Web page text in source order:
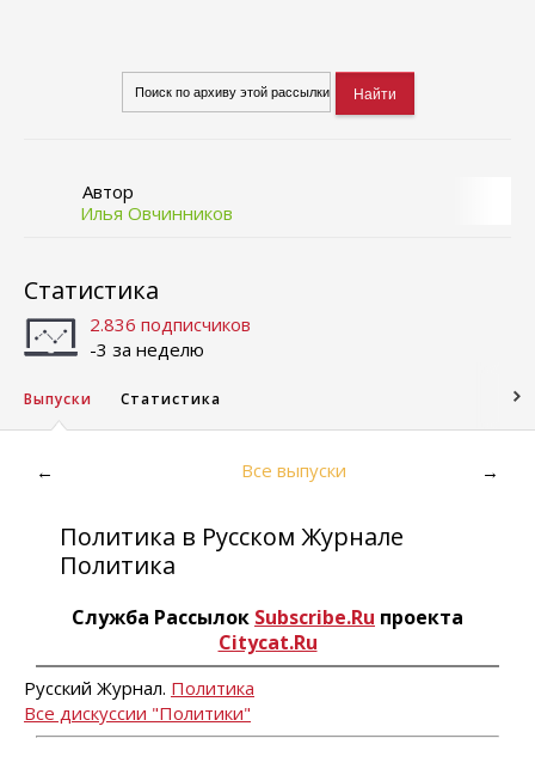
Автор
Илья Овчинников
Статистика
2.836 подписчиков
-3 за неделю
Выпуски Статистика
← Все выпуски →
Политика в Русском Журнале
Политика
Служба Рассылок Subscribe.Ru проекта
Citycat.Ru
Русский Журнал. Политика
Все дискуссии "Политики"